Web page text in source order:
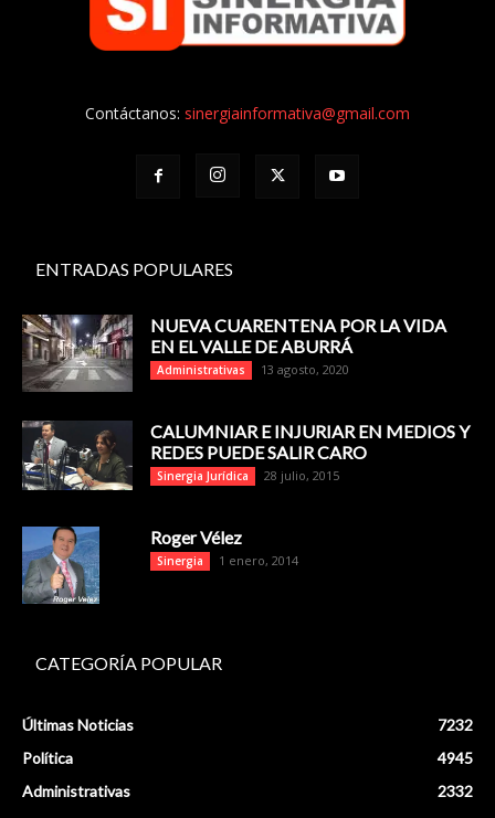
Contáctanos: sinergiainformativa@gmail.com
ENTRADAS POPULARES
NUEVA CUARENTENA POR LA VIDA
EN EL VALLE DE ABURRÁ
Administrativas 13 agosto, 2020
CALUMNIAR E INJURIAR EN MEDIOS Y
REDES PUEDE SALIR CARO
Sinergia Jurídica 28 julio, 2015
Roger Vélez
Sinergia 1 enero, 2014
CATEGORÍA POPULAR
Últimas Noticias
7232
Política
4945
Administrativas
2332